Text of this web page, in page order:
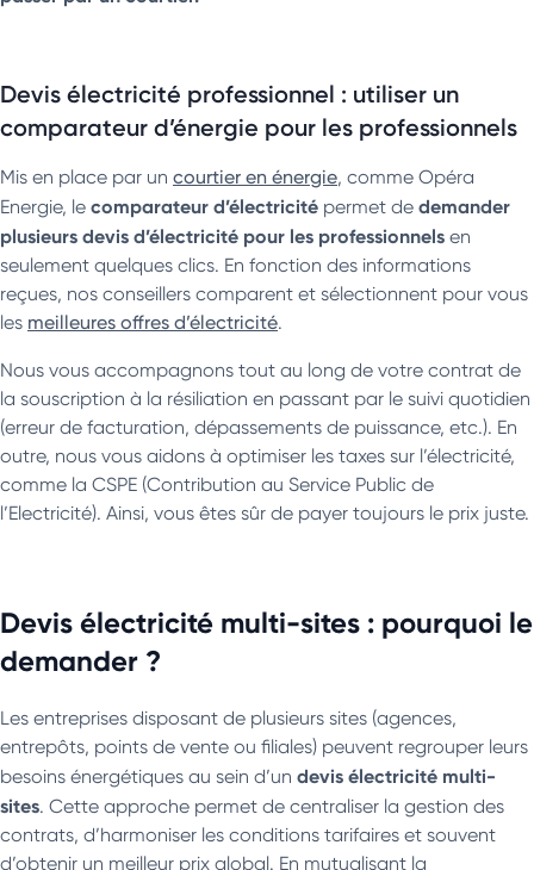
Devis électricité professionnel : utiliser un
comparateur d’énergie pour les professionnels
Mis en place par un courtier en énergie, comme Opéra
Energie, le comparateur d’électricité permet de demander
plusieurs devis d’électricité pour les professionnels en
seulement quelques clics. En fonction des informations
reçues, nos conseillers comparent et sélectionnent pour vous
les meilleures offres d’électricité.
Nous vous accompagnons tout au long de votre contrat de
la souscription à la résiliation en passant par le suivi quotidien
(erreur de facturation, dépassements de puissance, etc.). En
outre, nous vous aidons à optimiser les taxes sur l’électricité,
comme la CSPE (Contribution au Service Public de
l’Electricité). Ainsi, vous êtes sûr de payer toujours le prix juste.
Devis électricité multi-sites : pourquoi le
demander ?
Les entreprises disposant de plusieurs sites (agences,
entrepôts, points de vente ou filiales) peuvent regrouper leurs
besoins énergétiques au sein d’un devis électricité multi-
sites. Cette approche permet de centraliser la gestion des
contrats, d’harmoniser les conditions tarifaires et souvent
d’obtenir un meilleur prix global. En mutualisant la